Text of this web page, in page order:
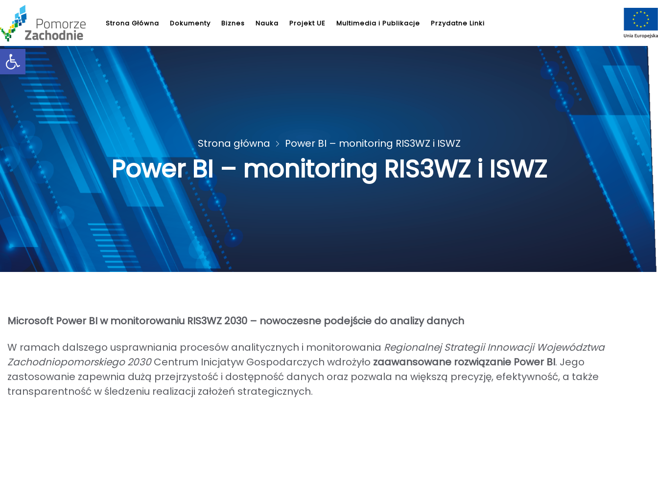
Open toolbar
Strona Główna Dokumenty Biznes Nauka Projekt UE Multimedia i Publikacje Przydatne Linki
Strona główna Power BI – monitoring RIS3WZ i ISWZ
Power BI – monitoring RIS3WZ i ISWZ
Microsoft Power BI w monitorowaniu RIS3WZ 2030 – nowoczesne podejście do analizy danych
W ramach dalszego usprawniania procesów analitycznych i monitorowania Regionalnej Strategii Innowacji Województwa
Zachodniopomorskiego 2030Centrum Inicjatyw Gospodarczych wdrożyło zaawansowane rozwiązanie Power BI. Jego
zastosowanie zapewnia dużą przejrzystość i dostępność danych oraz pozwala na większą precyzję, efektywność, a także
transparentność w śledzeniu realizacji założeń strategicznych.